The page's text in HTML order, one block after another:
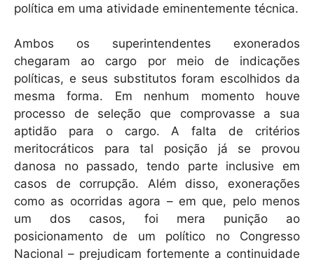
política em uma atividade eminentemente técnica.
Ambos os superintendentes exonerados
chegaram ao cargo por meio de indicações
políticas, e seus substitutos foram escolhidos da
mesma forma. Em nenhum momento houve
processo de seleção que comprovasse a sua
aptidão para o cargo. A falta de critérios
meritocráticos para tal posição já se provou
danosa no passado, tendo parte inclusive em
casos de corrupção. Além disso, exonerações
como as ocorridas agora – em que, pelo menos
um dos casos, foi mera punição ao
posicionamento de um político no Congresso
Nacional – prejudicam fortemente a continuidade